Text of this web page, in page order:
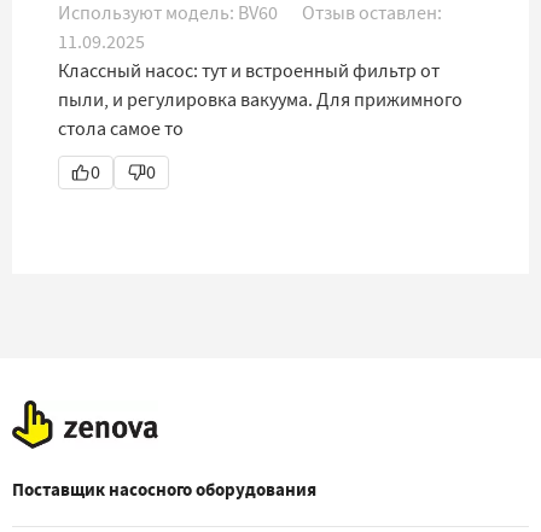
Используют модель: BV60
Отзыв оставлен:
11.09.2025
Классный насос: тут и встроенный фильтр от
пыли, и регулировка вакуума. Для прижимного
стола самое то
0
0
Поставщик насосного оборудования